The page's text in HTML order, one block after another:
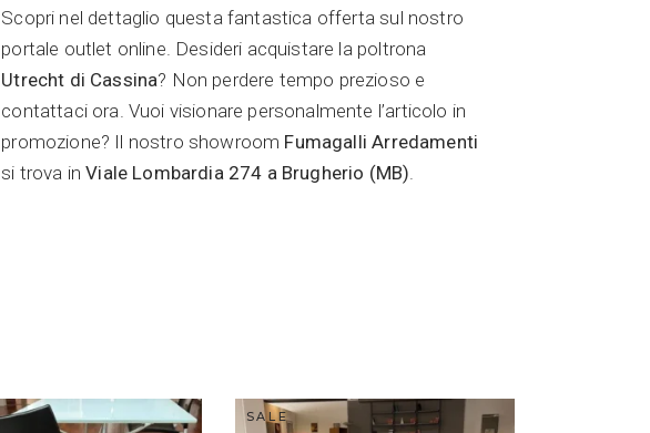
Scopri nel dettaglio questa fantastica offerta sul nostro
portale outlet online. Desideri acquistare la poltrona
Utrecht di Cassina? Non perdere tempo prezioso e
contattaci ora. Vuoi visionare personalmente l’articolo in
promozione? Il nostro showroom Fumagalli Arredamenti
si trova inViale Lombardia 274 a Brugherio (MB).
SALE